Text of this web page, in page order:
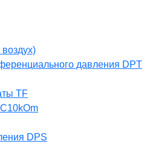
давления DPT
TF
DPS